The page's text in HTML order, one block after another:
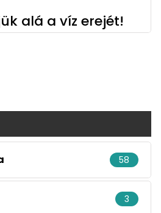
alá a víz erejét!
58
3